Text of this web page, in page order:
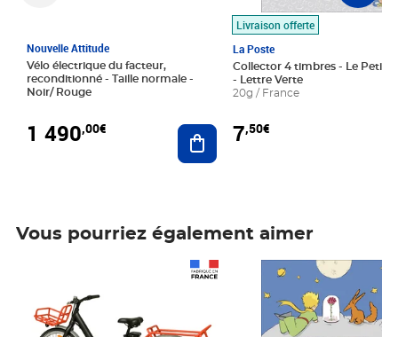
Nouvelle Attitude
Vélo électrique du facteur,
reconditionné - Taille normale -
Noir/ Rouge
1 490,00€ Ajouter au panier
Livraison offerte
La Poste
Collector 4 timbres - Le Petit
- Lettre Verte
20g / France
7,50€
Vous pourriez également aimer
Prix 7,50€